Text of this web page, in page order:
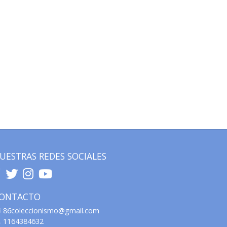
REDES SOCIALES
86coleccionismo@gmail.com
1164384632